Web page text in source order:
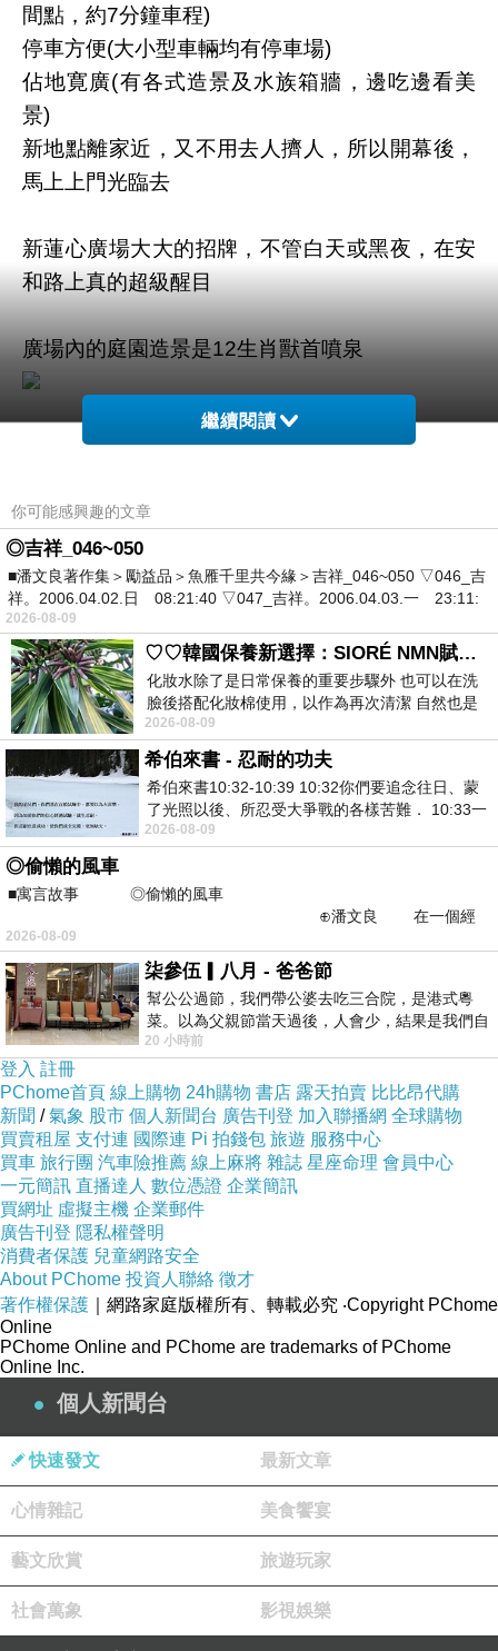
間點，約7分鐘車程)
停車方便(大小型車輛均有停車場)
佔地寛廣(有各式造景及水族箱牆，邊吃邊看美
景)
新地點離家近，又不用去人擠人，所以開幕後，
馬上上門光臨去
新蓮心廣場大大的招牌，不管白天或黑夜，在安
和路上真的超級醒目
廣場內的庭園造景是12生肖獸首噴泉
一進大門就可看到蓮花造型石碑
左側是小型車停車場，目測停個幾十輛應該沒問
題
右側應該是大型停車場，目前仍在施工中，無法
進入，牆邊水族箱牆本來以為是裝飾的，走近看
才發現，裡面已經都養了不少魚。
繼續閱讀
你可能感興趣的文章
◎吉祥_046~050
■潘文良著作集＞勵益品＞魚雁千里共今緣＞吉祥_046~050 ▽046_吉
祥。2006.04.02.日 08:21:40 ▽047_吉祥。2006.04.03.一 23:11:
2026-08-09
♡♡韓國保養新選擇：SIORÉ NMN賦活泡泡化妝水♡♡
化妝水除了是日常保養的重要步驟外 也可以在洗
臉後搭配化妝棉使用，以作為再次清潔 自然也是
我的保養必備品項 不過，我對於化妝
2026-08-09
希伯來書 - 忍耐的功夫
希伯來書10:32-10:39 10:32你們要追念往日、蒙
了光照以後、所忍受大爭戰的各樣苦難． 10:33一
面被毀謗、遭患難、成了戲景、叫眾人
2026-08-09
◎偷懶的風車
■寓言故事 ◎偷懶的風車
⊕潘文良 在一個經
常颳風的山丘上—&m
2026-08-09
柒參伍▎八月 - 爸爸節
幫公公過節，我們帶公婆去吃三合院，是港式粵
菜。以為父親節當天過後，人會少，結果是我們自
己想多了。人陸續地進，滿滿都是人，個人
20 小時前
登入 註冊
PChome首頁 線上購物 24h購物 書店 露天拍賣 比比昂代購
新聞 /氣象 股市 個人新聞台 廣告刊登 加入聯播網 全球購物
買賣租屋 支付連 國際連 Pi 拍錢包 旅遊 服務中心
買車 旅行團 汽車險推薦 線上麻將 雜誌 星座命理 會員中心
一元簡訊 直播達人 數位憑證 企業簡訊
買網址 虛擬主機 企業郵件
廣告刊登 隱私權聲明
消費者保護 兒童網路安全
About PChome 投資人聯絡 徵才
著作權保護 ｜網路家庭版權所有、轉載必究 ‧Copyright PChome
Online
PChome Online and PChome are trademarks of PChome
Online Inc.
個人新聞台
快速發文 最新文章
心情雜記 美食饗宴
藝文欣賞 旅遊玩家
社會萬象 影視娛樂